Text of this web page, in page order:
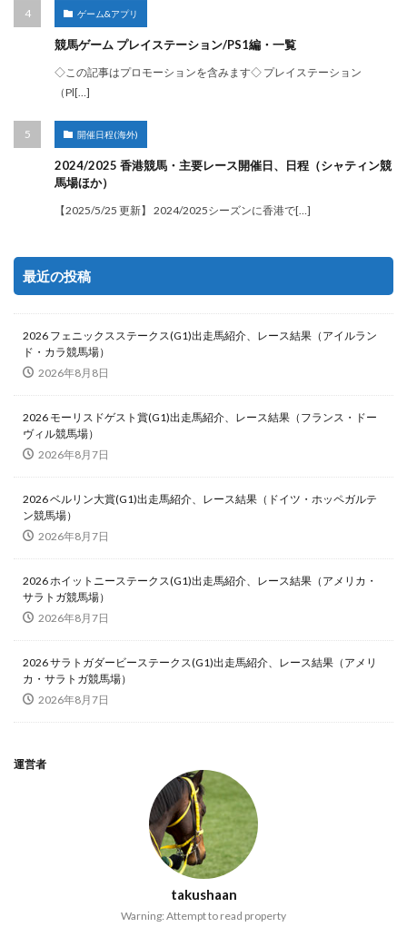
ゲーム&アプリ
競馬ゲーム プレイステーション/PS1編・一覧
◇この記事はプロモーションを含みます◇ プレイステーション
（Pl[…]
開催日程(海外)
2024/2025 香港競馬・主要レース開催日、日程（シャティン競
馬場ほか）
【2025/5/25 更新】 2024/2025シーズンに香港で[…]
最近の投稿
2026 フェニックスステークス(G1)出走馬紹介、レース結果（アイルラン
ド・カラ競馬場）
2026年8月8日
2026 モーリスドゲスト賞(G1)出走馬紹介、レース結果（フランス・ドー
ヴィル競馬場）
2026年8月7日
2026 ベルリン大賞(G1)出走馬紹介、レース結果（ドイツ・ホッペガルテ
ン競馬場）
2026年8月7日
2026 ホイットニーステークス(G1)出走馬紹介、レース結果（アメリカ・
サラトガ競馬場）
2026年8月7日
2026 サラトガダービーステークス(G1)出走馬紹介、レース結果（アメリ
カ・サラトガ競馬場）
2026年8月7日
運営者
takushaan
Warning: Attempt to read property